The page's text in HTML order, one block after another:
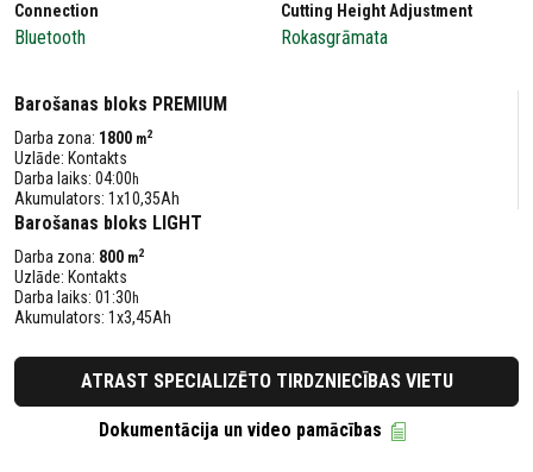
Connection
Bluetooth
Cutting Height Adjustment
Rokasgrāmata
Barošanas bloks PREMIUM
Darba zona: 1800 m2
Uzlāde: Kontakts
Darba laiks: 04:00 h
Akumulators: 1x10,35Ah
Barošanas bloks LIGHT
Darba zona: 800 m2
Uzlāde: Kontakts
Darba laiks: 01:30 h
Akumulators: 1x3,45Ah
ATRAST SPECIALIZĒTO TIRDZNIECĪBAS VIETU
Dokumentācija un video pamācības